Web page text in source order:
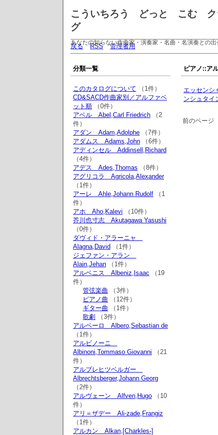
こういちろう どっと こむ ク
グ
あなたの知らない作曲家・演奏家・名曲・名演奏との出
戻る RSS 管理者用
ピアノ::ア
エッセンシ
ンシュタイ
前のページ
分類一覧
このカタログについて （1件）
CD&SACD作曲家別／アルファベ
ット順 （0件）
アベル Abel,Carl Friedrich （2
件）
アダン Adam,Adolphe （7件）
アダムス Adams,John （6件）
アディンセル Addinsell,Richard
（4件）
アデス Ades,Thomas （8件）
アグリコラ Agricola,Alexander
（1件）
アーレ Ahle,Johann Rudolf （1
件）
アホ Aho,Kalevi （10件）
芥川也寸志 Akutagawa Yasushi
（0件）
ダヴィド・アラーニャ
Alagna,David （1件）
ジェファン・アラン
Alain,Jehan （1件）
アルベニス Albeniz,Isaac （19
件）
管弦楽曲 （3件）
ピアノ曲 （12件）
ギター曲 （1件）
歌劇
（3件）
アルベーロ Albero,Sebastian de
（1件）
アルビノーニ
Albinoni,Tommaso Giovanni （21
件）
アルブレヒツベルガー
Albrechtsberger,Johann Georg
（2件）
アルヴェーン Alfven,Hugo （10
件）
アリ＝ザデー Ali-zade,Frangiz
（1件）
アルカン Alkan,[Charkles-]